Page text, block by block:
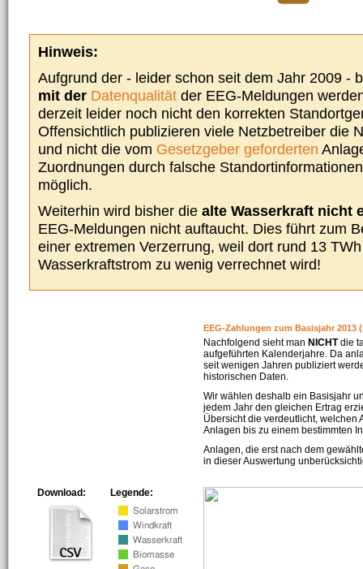
Hinweis:
Aufgrund der - leider schon seit dem Jahr 2009 -
mit der Datenqualität der EEG-Meldungen
derzeit leider noch nicht den korrekten
Offensichtlich publizieren viele Netzbetreiber die
und nicht die vom Gesetzgeber geforderten
Zuordnungen durch falsche
möglich.
Weiterhin wird bisher die alte Wasserkraft nicht
EEG-Meldungen nicht auftaucht. Dies führt zum
einer extremen Verzerrung, weil dort rund 13
Wasserkraftstrom zu wenig verrechnet wird!
EEG-Zahlungen zum Basisjahr 2013
Nachfolgend sieht man NICHTdie
aufgeführten Kalenderjahre. Da
seit wenigen Jahren publiziert
historischen Daten.
Wir wählen deshalb ein Basisjahr
jedem Jahr den gleichen Ertrag
Übersicht die verdeutlicht, welchen
Anlagen bis zu einem bestimmten
Anlagen, die erst nach dem
in dieser Auswertung
Legende:
Download: